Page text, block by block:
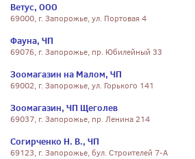
Ветус, ООО
69000, г. Запорожье, ул. Портовая 4
Фауна, ЧП
69076, г. Запорожье, пр. Юбилейный 33
Зоомагазин на Малом, ЧП
69002, г. Запорожье, ул. Горького 141
Зоомагазин, ЧП Щеголев
69037, г. Запорожье, пр. Ленина 214
Согирченко Н. В., ЧП
69123, г. Запорожье, бул. Строителей 7-А